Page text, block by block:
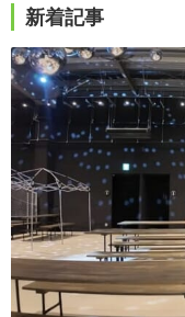
新着記事